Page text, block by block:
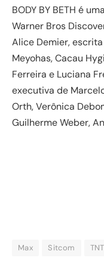
BODY BY BETH é
Warner Bros
Alice Demier,
Meyohas, Cacau
Ferreira e Luciana
executiva de
Orth, Verônica
Guilherme Weber,
Max Sitcom TNT